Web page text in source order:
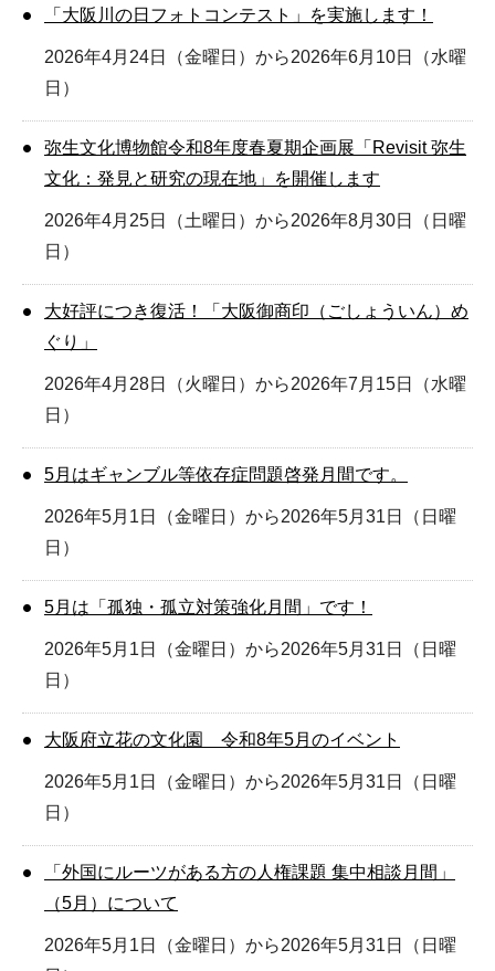
「大阪川の日フォトコンテスト」を実施します！
2026年4月24日（金曜日）から2026年6月10日（水曜
日）
弥生文化博物館令和8年度春夏期企画展「Revisit 弥生
文化：発見と研究の現在地」を開催します
2026年4月25日（土曜日）から2026年8月30日（日曜
日）
大好評につき復活！「大阪御商印（ごしょういん）め
ぐり」
2026年4月28日（火曜日）から2026年7月15日（水曜
日）
5月はギャンブル等依存症問題啓発月間です。
2026年5月1日（金曜日）から2026年5月31日（日曜
日）
5月は「孤独・孤立対策強化月間」です！
2026年5月1日（金曜日）から2026年5月31日（日曜
日）
大阪府立花の文化園 令和8年5月のイベント
2026年5月1日（金曜日）から2026年5月31日（日曜
日）
「外国にルーツがある方の人権課題 集中相談月間」
（5月）について
2026年5月1日（金曜日）から2026年5月31日（日曜